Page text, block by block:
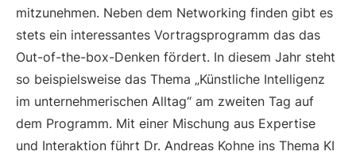
mitzunehmen. Neben dem Networking finden gibt es
stets ein interessantes Vortragsprogramm das das
Out-of-the-box-Denken fördert. In diesem Jahr steht
so beispielsweise das Thema „Künstliche Intelligenz
im unternehmerischen Alltag“ am zweiten Tag auf
dem Programm. Mit einer Mischung aus Expertise
und Interaktion führt Dr. Andreas Kohne ins Thema KI